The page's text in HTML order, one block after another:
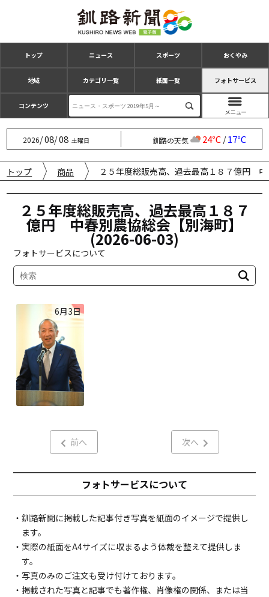
トップ ニュース スポーツ おくやみ
地域 カテゴリ一覧 紙面一覧 フォトサービス
コンテンツ
2026/08/08 土曜日 釧路の天気 24℃/17℃
トップ 商品 ２５年度総販売高、過去最高１８７億円
２５年度総販売高、過去最高１８７
億円 中春別農協総会【別海町】
(2026-06-03)
フォトサービスについて
6月3日
前へ 次へ
フォトサービスについて
・釧路新聞に掲載した記事付き写真を紙面のイメージで提供し
ます。
・実際の紙面をA4サイズに収まるよう体裁を整えて提供しま
す。
・写真のみのご注文も受け付けております。
・掲載された写真と記事でも著作権、肖像権の関係、または当